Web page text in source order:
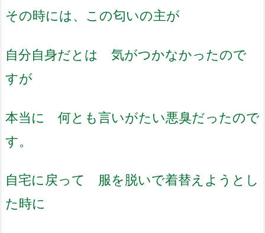
その時には、この匂いの主が
自分自身だとは 気がつかなかったので
すが
本当に 何とも言いがたい悪臭だったので
す。
自宅に戻って 服を脱いで着替えようとし
た時に